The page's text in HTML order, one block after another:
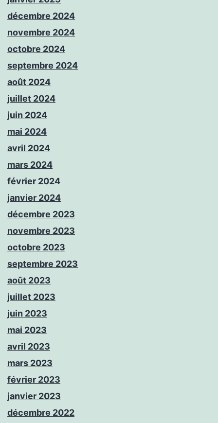
décembre 2024
novembre 2024
octobre 2024
septembre 2024
août 2024
juillet 2024
juin 2024
mai 2024
avril 2024
mars 2024
février 2024
janvier 2024
décembre 2023
novembre 2023
octobre 2023
septembre 2023
août 2023
juillet 2023
juin 2023
mai 2023
avril 2023
mars 2023
février 2023
janvier 2023
décembre 2022